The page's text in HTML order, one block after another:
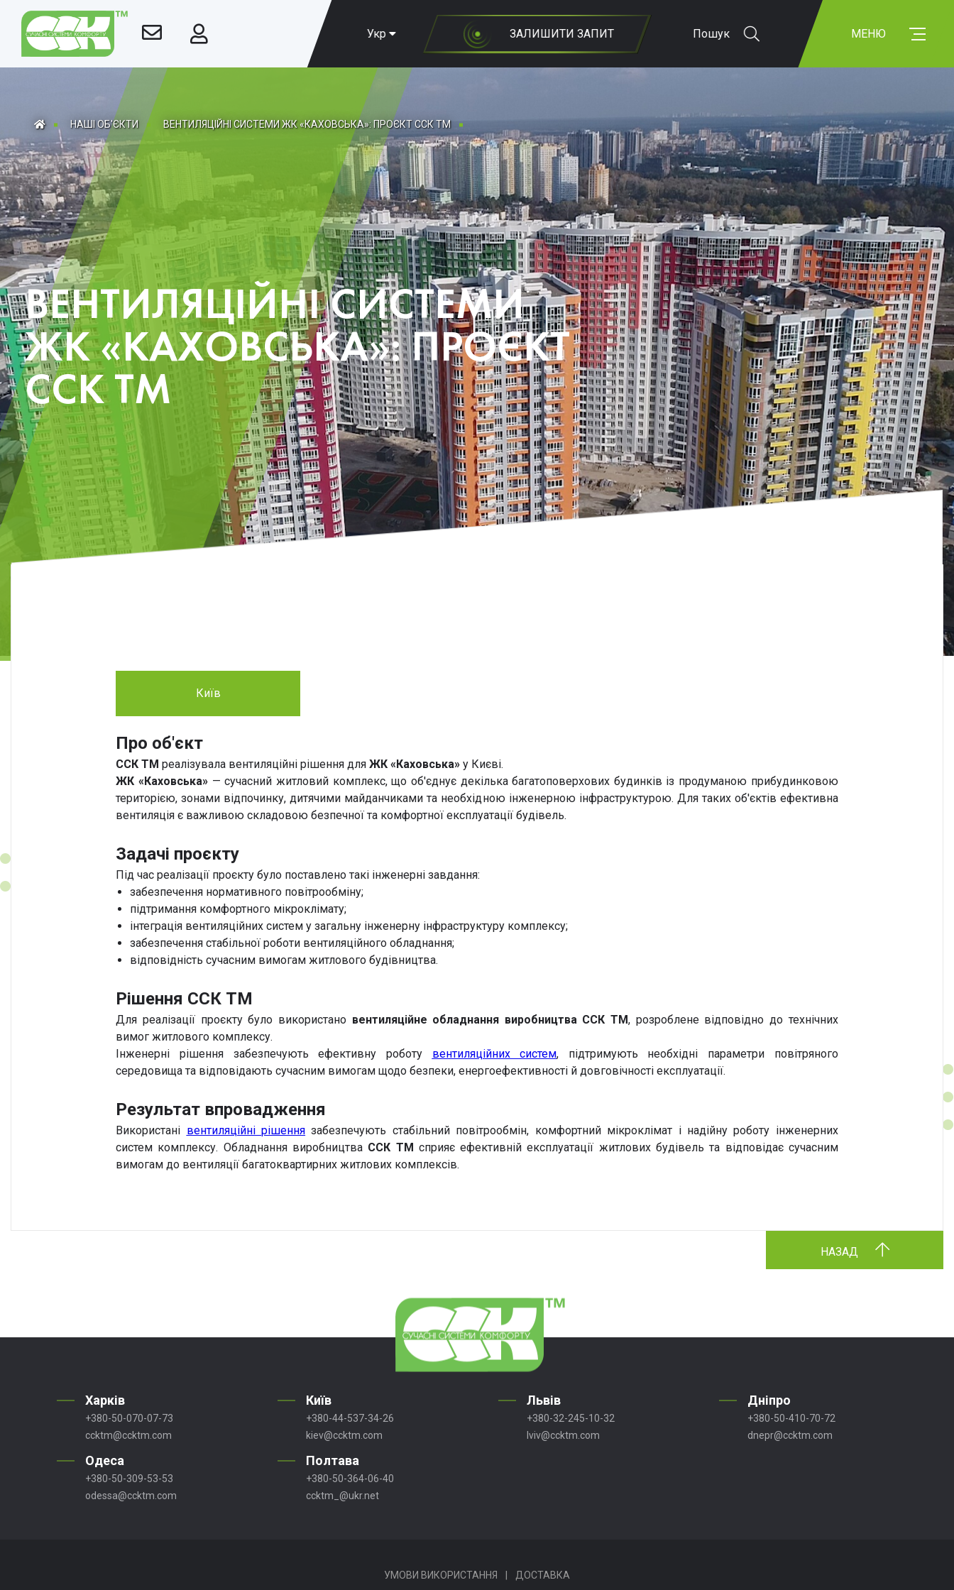
Укр ЗАЛИШИТИ ЗАПИТ Пошук МЕНЮ
НАШІ ОБ'ЄКТИ ВЕНТИЛЯЦІЙНІ СИСТЕМИ ЖК «КАХОВСЬКА»: ПРОЄКТ ССК ТМ
ВЕНТИЛЯЦІЙНІ СИСТЕМИ
ЖК «КАХОВСЬКА»: ПРОЄКТ
ССК ТМ
Київ
Про об'єкт
ССК ТМ реалізувала вентиляційні рішення дляЖК «Каховська» у Києві.
ЖК «Каховська»— сучасний житловий комплекс, що об'єднує декілька багатоповерхових будинків із продуманою прибудинковою
територією, зонами відпочинку, дитячими майданчиками та необхідною інженерною інфраструктурою. Для таких об'єктів ефективна
вентиляція є важливою складовою безпечної та комфортної експлуатації будівель.
Задачі проєкту
Під час реалізації проєкту було поставлено такі інженерні завдання:
забезпечення нормативного повітрообміну;
підтримання комфортного мікроклімату;
інтеграція вентиляційних систем у загальну інженерну інфраструктуру комплексу;
забезпечення стабільної роботи вентиляційного обладнання;
відповідність сучасним вимогам житлового будівництва.
Рішення ССК ТМ
Для реалізації проєкту було використано вентиляційне обладнання виробництва ССК ТМ, розроблене відповідно до технічних
вимог житлового комплексу.
Інженерні рішення забезпечують ефективну роботу вентиляційних систем, підтримують необхідні параметри повітряного
середовища та відповідають сучасним вимогам щодо безпеки, енергоефективності й довговічності експлуатації.
Результат впровадження
Використані вентиляційні рішення забезпечують стабільний повітрообмін, комфортний мікроклімат і надійну роботу інженерних
систем комплексу. Обладнання виробництва ССК ТМ сприяє ефективній експлуатації житлових будівель та відповідає сучасним
вимогам до вентиляції багатоквартирних житлових комплексів.
НАЗАД
Харків
+380-50-070-07-73
ccktm@ccktm.com
Київ
+380-44-537-34-26
kiev@ccktm.com
Львів
+380-32-245-10-32
lviv@ccktm.com
Дніпро
+380-50-410-70-72
dnepr@ccktm.com
Одеса
+380-50-309-53-53
odessa@ccktm.com
Полтава
+380-50-364-06-40
ccktm_@ukr.net
УМОВИ ВИКОРИСТАННЯ ДОСТАВКА